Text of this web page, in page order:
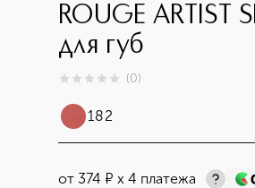
ROUGE
для губ
0из 0 (0)
182
от 374 ¤ х 4 платежа